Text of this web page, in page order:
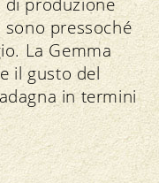
pressoché
La Gemma
il gusto del
in termini